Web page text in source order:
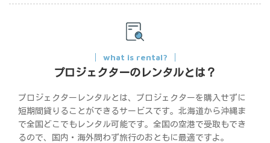
what is rental?
プロジェクターのレンタルとは？
プロジェクターレンタルとは、プロジェクターを購入せずに
短期間貸りることができるサービスです。北海道から沖縄ま
で全国どこでもレンタル可能です。全国の空港で受取もでき
るので、国内・海外問わず旅行のおともに最適ですよ。